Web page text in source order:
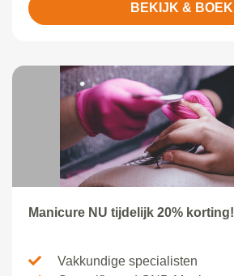
BEKIJK & BOEK
Manicure NU tijdelijk 20% korting!
Vakkundige specialisten